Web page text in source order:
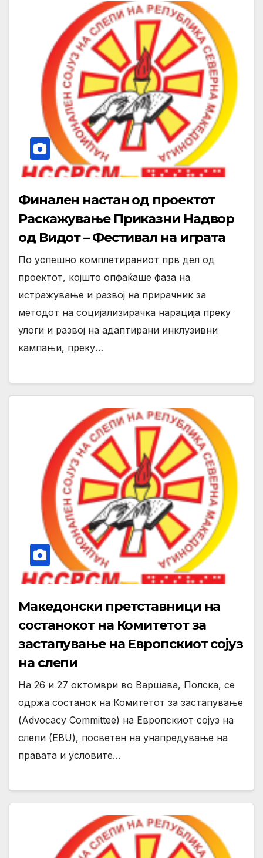
Финален настан од проектот
Раскажување Приказни Надвор
од Видот – Фестивал на играта
По успешно комплетираниот прв дел од
проектот, којшто опфаќаше фаза на
истражување и развој на прирачник за
методот на социјализирачка нарација преку
улоги и развој на адаптирани инклузивни
кампањи, преку…
Македонски претставници на
состанокот на Комитетот за
застапување на Европскиот сојуз
на слепи
На 26 и 27 октомври во Варшава, Полска, се
одржа состанок на Комитетот за застапување
(Advocacy Committee) на Европскиот сојуз на
слепи (EBU), посветен на унапредување на
правата и условите…